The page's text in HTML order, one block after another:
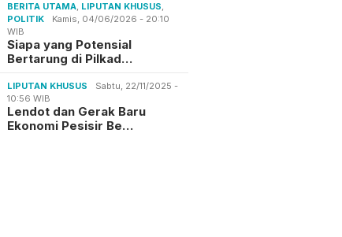
BERITA UTAMA, LIPUTAN KHUSUS,
POLITIK
Kamis, 04/06/2026 - 20:10
WIB
Siapa yang Potensial
Bertarung di Pilkad…
LIPUTAN KHUSUS
Sabtu, 22/11/2025 -
10:56 WIB
Lendot dan Gerak Baru
Ekonomi Pesisir Be…